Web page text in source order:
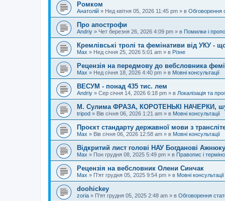
Ромком
Анатолій » Нед квітня 05, 2026 11:45 pm » в Обговорення
Про апострофи
Andriy » Чет березня 26, 2026 4:09 pm » в Помилки і
Кремлівські тролі та фемінативи від УКУ -
Max » Нед січня 25, 2026 5:01 am » в Різне
Рецензія на передмову до вебсловника
Max » Нед січня 18, 2026 4:40 pm » в Мовні консультації
ВЕСУМ - понад 435 тис. лем
Andriy » Сер січня 14, 2026 6:18 pm » в Локалізація та
М. Сулима ФРАЗА, КОРОТЕНЬКІ НАЧЕРКИ,
tripod » Вів січня 06, 2026 1:21 am » в Мовні консультації
Проєкт стандарту державної мови з
Max » Вів січня 06, 2026 12:58 am » в Мовні консультації
Відкритий лист голові НАУ Богданові
Max » Пон грудня 08, 2025 5:49 pm » в Правопис і
Рецензія на вебсловник Олени Синчак
Max » П'ят грудня 05, 2025 9:54 pm » в Мовні консультації
doohickey
zoria » П'ят грудня 05, 2025 2:48 am » в Обговорення